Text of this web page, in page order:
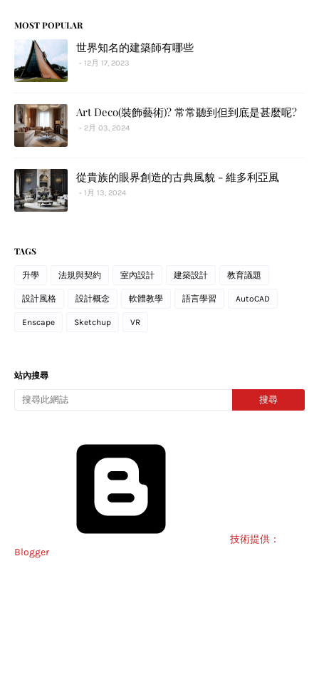
MOST POPULAR
世界知名的建築師有哪些
12月 17, 2023
Art Deco(裝飾藝術)? 常常聽到但到底是甚麼呢?
2月 03, 2024
從貴族的眼界創造的古典風貌 - 維多利亞風
1月 13, 2024
TAGS
升學 法規與契約 室內設計 建築設計 教育議題
設計風格 設計概念 軟體教學 語言學習 AutoCAD
Enscape Sketchup VR
站內搜尋
技術提供：
Blogger